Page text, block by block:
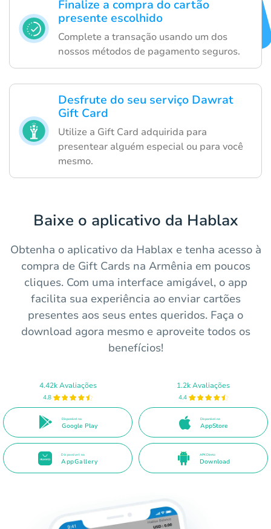
Finalize a compra do cartão
presente escolhido
Complete a transação usando um dos
nossos métodos de pagamento seguros.
Desfrute do seu serviço Dawrat
Gift Card
Utilize a Gift Card adquirida para
presentear alguém especial ou para você
mesmo.
Baixe o aplicativo da Hablax
Obtenha o aplicativo da Hablax e tenha acesso à
compra de Gift Cards na Armênia em poucos
cliques. Com uma interface amigável, o app
facilita sua experiência ao enviar cartões
presentes aos seus entes queridos. Faça o
download agora mesmo e aproveite todos os
benefícios!
4.42k Avaliações
4.8
Disponível no
Google Play
1.2k Avaliações
4.4
Disponível na
AppStore
Disponível na
AppGallery
APK Direto
Download